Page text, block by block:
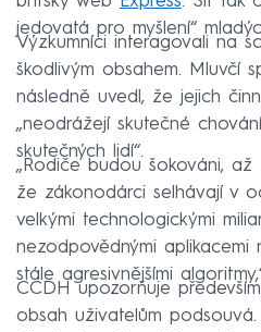
jedovatá pro myšlení“
Výzkumníci interagovali na
škodlivým obsahem. Mluvčí
následně uvedl, že jejich
„neodrážejí skutečné
skutečných lidí“.
„Rodiče budou šokováni, až
že zákonodárci selhávají v
velkými technologickými
nezodpovědnými aplikacemi
stále agresivnějšími
CCDH upozorňuje
obsah uživatelům